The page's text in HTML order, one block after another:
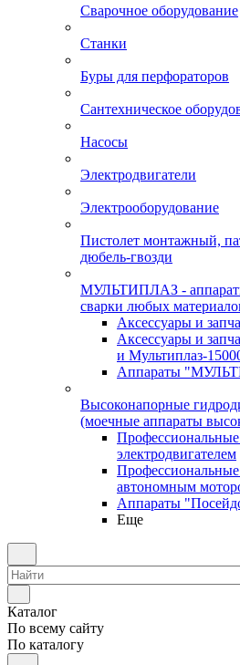
Сварочное оборудование
Станки
Буры для перфораторов
Сантехническое
Насосы
Электродвигатели
Электрооборудование
Пистолет монтажный,
дюбель-гвозди
МУЛЬТИПЛАЗ -
сварки любых
Аксессуары и
Аксессуары и
и Мультиплаз-
Аппараты
Высоконапорные
(моечные аппараты
электродвигателем
автономным
Аппараты
Еще
Каталог
По всему сайту
По каталогу